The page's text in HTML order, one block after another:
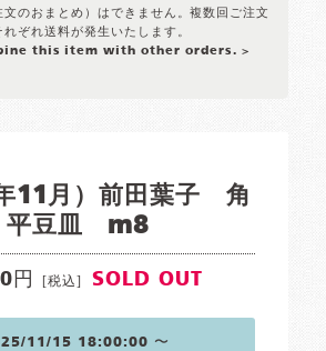
のおまとめ）はできません。複数回ご注文
ぞれ送料が発生いたします。
this item with other orders. >
11月）前田葉子 角
平豆皿 m8
円 [税込] SOLD OUT
11/15 18:00:00 〜